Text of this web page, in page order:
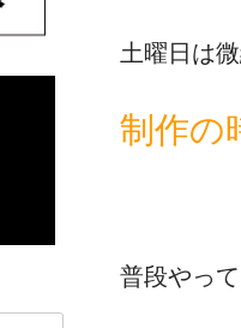
土曜日は
制作の
普段やっ